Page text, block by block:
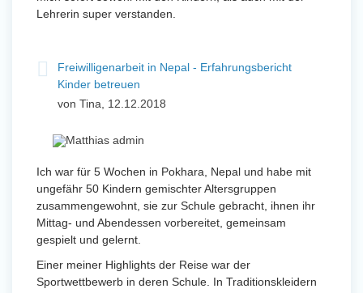
Lehrerin super verstanden.
Freiwilligenarbeit in Nepal - Erfahrungsbericht
Kinder betreuen
von Tina, 12.12.2018
Ich war für 5 Wochen in Pokhara, Nepal und habe mit
ungefähr 50 Kindern gemischter Altersgruppen
zusammengewohnt, sie zur Schule gebracht, ihnen ihr
Mittag- und Abendessen vorbereitet, gemeinsam
gespielt und gelernt.
Einer meiner Highlights der Reise war der
Sportwettbewerb in deren Schule. In Traditionskleidern